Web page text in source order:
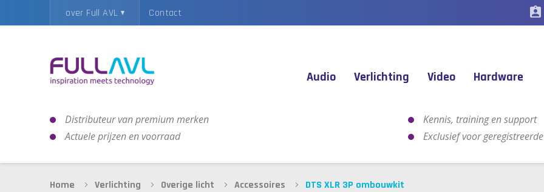
Contact
over Full AVL assignment_ind
Audio Verlichting Video Hardware
Distributeur van premium merken
Kennis, training en support
Actuele prijzen en voorraad
Exclusief voor
Home Verlichting Overige licht Accessoires DTS XLR 3P ombouwkit